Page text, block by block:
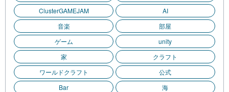
ClusterGAMEJAM
AI
音楽
部屋
ゲーム
unity
家
クラフト
ワールドクラフト
公式
Bar
海